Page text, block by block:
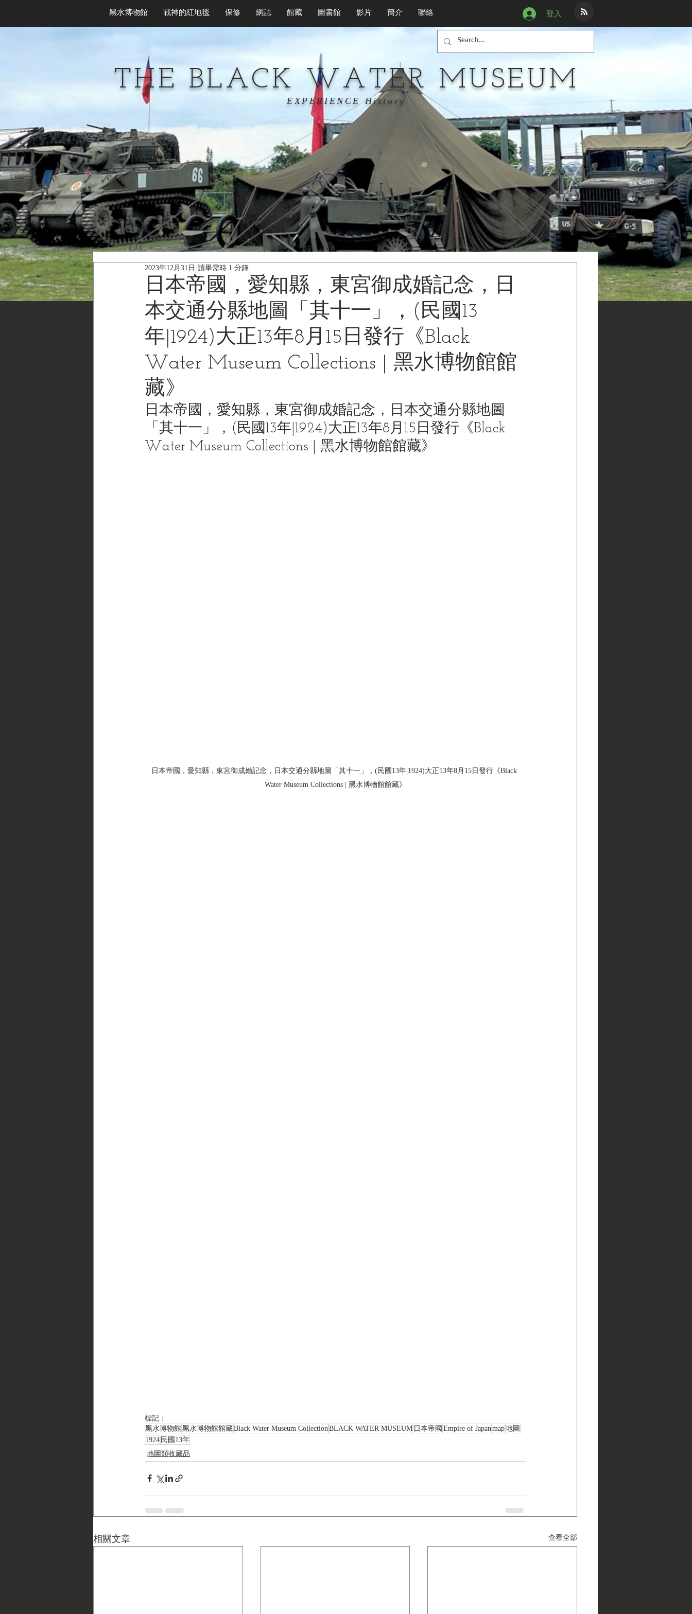
黑水博物館 戰神的紅地毯 保修 網誌 館藏 圖書館 影片 簡介 聯絡 登入
THE BLACK WATER MUSEUM
EXPERIENCE History
日本帝國，愛知縣，東宮御成婚記念，日
本交通分縣地圖「其十一」，(民國13
年|1924)大正13年8月15日發行《Black
Water Museum Collections | 黑水博物館館
藏》
2023年12月31日 讀畢需時 1 分鐘
日本帝國，愛知縣，東宮御成婚記念，日本交通分縣地圖
「其十一」，(民國13年|1924)大正13年8月15日發行《Black
Water Museum Collections | 黑水博物館館藏》
日本帝國，愛知縣，東宮御成婚記念，日本交通分縣地圖「其十一」，(民國13年|1924)大正13年8月15日發行《Black
Water Museum Collections | 黑水博物館館藏》
標記：
黑水博物館黑水博物館館藏Black Water Museum Collection BLACK WATER MUSEUM 日本帝國 Empire of Japan map地圖
1924 民國13年
地圖類收藏品
相關文章 查看全部